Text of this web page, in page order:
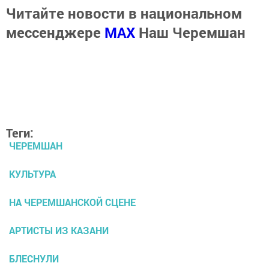
Читайте новости в национальном
мессенджере MАХ Наш Черемшан
Теги:
ЧЕРЕМШАН
КУЛЬТУРА
НА ЧЕРЕМШАНСКОЙ СЦЕНЕ
АРТИСТЫ ИЗ КАЗАНИ
БЛЕСНУЛИ